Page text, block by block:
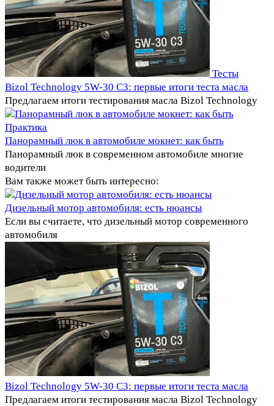
Тесты
Bizol Technology 5W-30 C3: первые итоги теста масла
Предлагаем итоги тестирования масла Bizol Technology
Практика
Панорамный люк в автомобиле мокнет: как быть
Панорамный люк в современном автомобиле многие
водители
Вам также может быть интересно:
Дизельный мотор автомобиля: есть нюансы
Если вы считаете, что дизельный мотор современного
автомобиля
Bizol Technology 5W-30 C3: первые итоги теста масла
Предлагаем итоги тестирования масла Bizol Technology